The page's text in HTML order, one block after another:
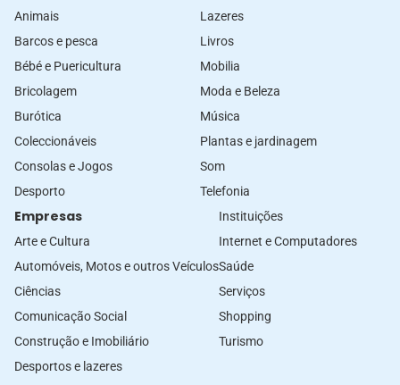
Animais
Barcos e pesca
Bébé e Puericultura
Bricolagem
Burótica
Coleccionáveis
Consolas e Jogos
Desporto
Lazeres
Livros
Mobilia
Moda e Beleza
Música
Plantas e jardinagem
Som
Telefonia
Empresas
Arte e Cultura
Automóveis, Motos e outros Veículos
Ciências
Comunicação Social
Construção e Imobiliário
Desportos e lazeres
Instituições
Internet e Computadores
Saúde
Serviços
Shopping
Turismo